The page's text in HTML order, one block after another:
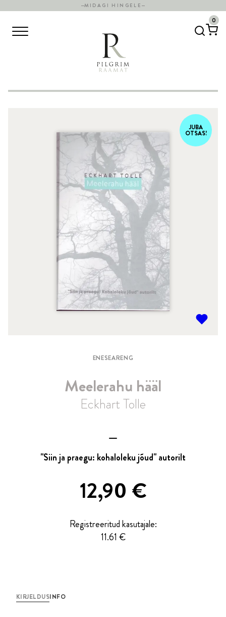
MIDAGI HINGELE
0
JUBA
OTSAS!
ENESEARENG
Meelerahu hääl
Eckhart Tolle
"Siin ja praegu: kohaloleku jõud" autorilt
12,90 €
Registreeritud kasutajale:
11.61 €
KIRJELDUSINFO